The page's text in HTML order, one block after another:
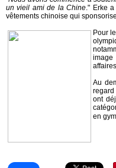
un vieil ami de la Chine." Erke
vêtements chinoise qui
Pour
image
Au
regard
ont
en